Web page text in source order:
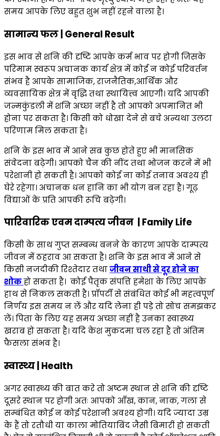
समय आपके लिए बहुत शुभ नहीं रहने वाला है।
सामान्य फल | General Result
इस भाव से शनि की दृष्टि आपके कर्म भाव पर होगी जिसके
परिमाम स्वरूप अचानक कार्य क्षेत्र में कोई न कोई परिवर्तन
संभव है आपके सामाजिक, राजनैतिक,आर्थिक और
व्यवसायिक क्षेत्र में वृद्धि तथा स्थायित्त्व आएगी। यदि आपकी
जन्मकुंडली में शनि अच्छा नहीं है तो आपको अपमानित भी
होना पर सकता है। किसी को धोखा देने से बचे अन्यथा उलटा
परिणाम मिल सकता है।
शनि के इस भाव में आने सब कुछ होते हुए भी मानसिक
संवेदना बढ़ेगी। आपको चैन की नींद तथा भोजन करने में भी
परेशानी हो सकती है। आपको कोई ना कोई तनाव अवश्य ही
घेरे रहेगा। अचानक धन हानि का भी योग बन रहा है। गूढ़
विद्याओं के प्रति आपकी रूचि बढ़ेगी।
पारिवारिक एवम दाम्पत्य जीवन | Family Life
किसी के साथ गुप्त सम्बन्ध बनने के कारण आपके दाम्पत्य
जीवन में ठहराव आ सकता है। शनि के इस भाव में आने से
किसी नजदीकी रिश्तेदार तथाजीवन साथी से दूर होने का
शोकहो सकता है। कोई पैतृक संपत्ति हमेशा के लिए आपके
हाथ से निकल सकती है। प्रॉपर्टी से संबंधित कोई भी महत्वपूर्ण
निर्णय इस समय न लें और यदि लेना ही पड़े तो सोच समझकर
लें। पिता के लिए यह समय अच्छा नहीं है उनका स्वास्थ्य
खराब हो सकता है। यदि केश मुकदमा चल रहा है तो अंतिम
फैसला संभव है।
स्वास्थ्य | Health
अगर स्वास्थ्य की बात करे तो अष्टम स्थान से शनि की दृष्टि
दूसरे स्थान पर होगी अतः आपको आँख, कान, नाक, गला से
सम्बंधित कोई न कोई परेशानी अवश्य होगी। यदि ज्यादा उम्र
के हैं तो रतौधी या काला मोतियाबिंद जैसी बिमारी हो सकती